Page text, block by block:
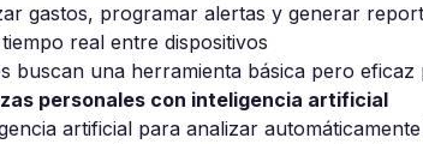
gastos, programar alertas y generar
real entre dispositivos
buscan una herramienta básica pero
personales con inteligencia artificial
artificial para analizar